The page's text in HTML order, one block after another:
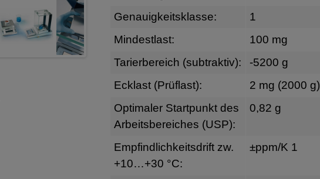
Genauigkeitsklasse:
1
Mindestlast:
100 mg
Tarierbereich (subtraktiv):
-5200 g
Ecklast (Prüflast):
2 mg (2000 g)
Optimaler Startpunkt des
Arbeitsbereiches (USP):
0,82 g
Empfindlichkeitsdrift zw.
+10…+30 °C:
±ppm/K 1